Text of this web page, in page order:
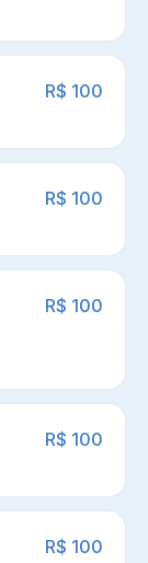
R$ 100
R$ 100
R$ 100
R$ 100
R$ 100